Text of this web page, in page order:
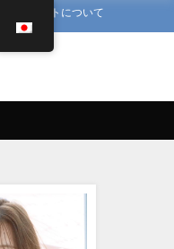
当サイトについて